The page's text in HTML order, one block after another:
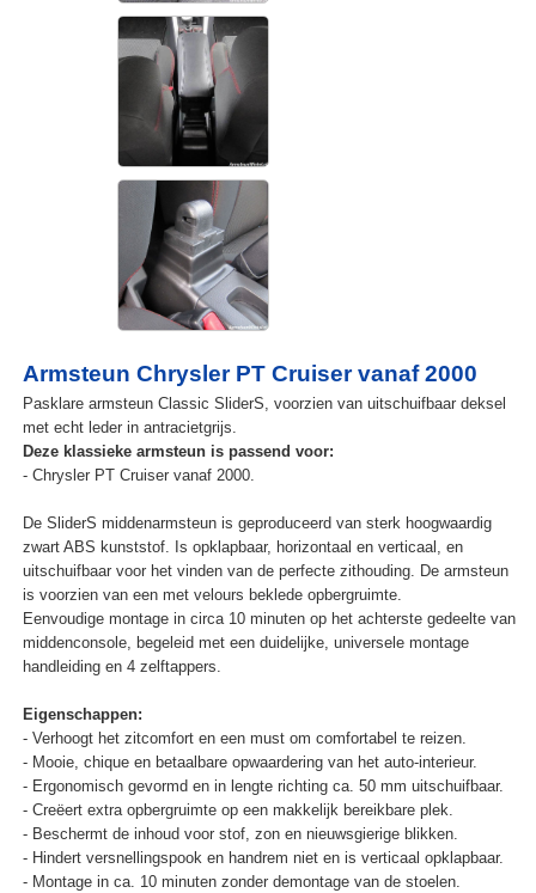
Armsteun Chrysler PT Cruiser vanaf 2000
Pasklare armsteun Classic SliderS, voorzien van uitschuifbaar deksel
met echt leder in antracietgrijs.
Deze klassieke armsteun is passend voor:
- Chrysler PT Cruiser vanaf 2000.
De SliderS middenarmsteun is geproduceerd van sterk hoogwaardig
zwart ABS kunststof. Is opklapbaar, horizontaal en verticaal, en
uitschuifbaar voor het vinden van de perfecte zithouding. De armsteun
is voorzien van een met velours beklede opbergruimte.
Eenvoudige montage in circa 10 minuten op het achterste gedeelte van
middenconsole, begeleid met een duidelijke, universele montage
handleiding en 4 zelftappers.
Eigenschappen:
- Verhoogt het zitcomfort en een must om comfortabel te reizen.
- Mooie, chique en betaalbare opwaardering van het auto-interieur.
- Ergonomisch gevormd en in lengte richting ca. 50 mm uitschuifbaar.
- Creëert extra opbergruimte op een makkelijk bereikbare plek.
- Beschermt de inhoud voor stof, zon en nieuwsgierige blikken.
- Hindert versnellingspook en handrem niet en is verticaal opklapbaar.
- Montage in ca. 10 minuten zonder demontage van de stoelen.